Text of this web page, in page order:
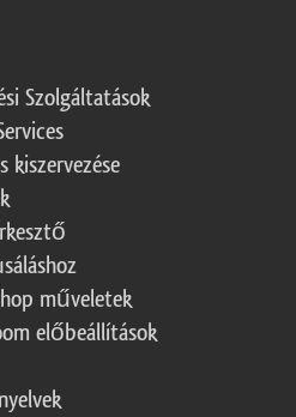
Szolgáltatások
kiszervezése
műveletek
előbeállítások